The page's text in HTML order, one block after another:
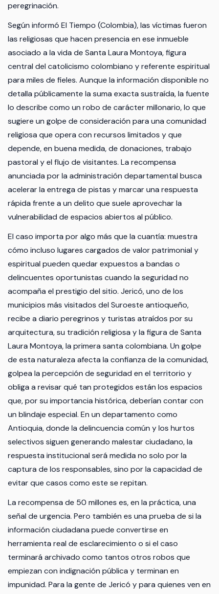
peregrinación.
Según informó El Tiempo (Colombia), las víctimas fueron
las religiosas que hacen presencia en ese inmueble
asociado a la vida de Santa Laura Montoya, figura
central del catolicismo colombiano y referente espiritual
para miles de fieles. Aunque la información disponible no
detalla públicamente la suma exacta sustraída, la fuente
lo describe como un robo de carácter millonario, lo que
sugiere un golpe de consideración para una comunidad
religiosa que opera con recursos limitados y que
depende, en buena medida, de donaciones, trabajo
pastoral y el flujo de visitantes. La recompensa
anunciada por la administración departamental busca
acelerar la entrega de pistas y marcar una respuesta
rápida frente a un delito que suele aprovechar la
vulnerabilidad de espacios abiertos al público.
El caso importa por algo más que la cuantía: muestra
cómo incluso lugares cargados de valor patrimonial y
espiritual pueden quedar expuestos a bandas o
delincuentes oportunistas cuando la seguridad no
acompaña el prestigio del sitio. Jericó, uno de los
municipios más visitados del Suroeste antioqueño,
recibe a diario peregrinos y turistas atraídos por su
arquitectura, su tradición religiosa y la figura de Santa
Laura Montoya, la primera santa colombiana. Un golpe
de esta naturaleza afecta la confianza de la comunidad,
golpea la percepción de seguridad en el territorio y
obliga a revisar qué tan protegidos están los espacios
que, por su importancia histórica, deberían contar con
un blindaje especial. En un departamento como
Antioquia, donde la delincuencia común y los hurtos
selectivos siguen generando malestar ciudadano, la
respuesta institucional será medida no solo por la
captura de los responsables, sino por la capacidad de
evitar que casos como este se repitan.
La recompensa de 50 millones es, en la práctica, una
señal de urgencia. Pero también es una prueba de si la
información ciudadana puede convertirse en
herramienta real de esclarecimiento o si el caso
terminará archivado como tantos otros robos que
empiezan con indignación pública y terminan en
impunidad. Para la gente de Jericó y para quienes ven en